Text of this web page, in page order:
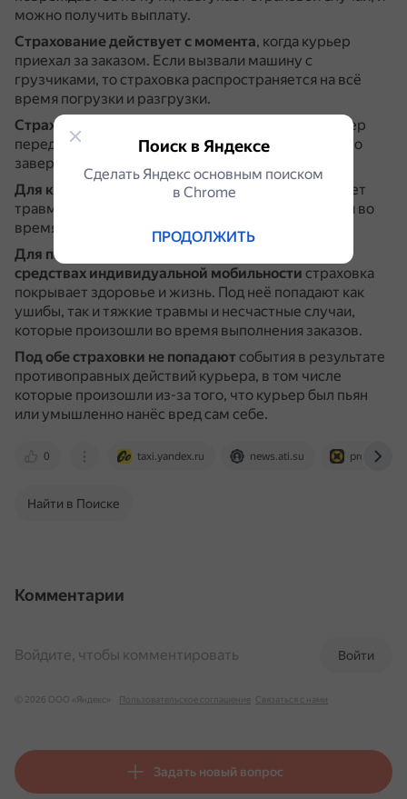
можно получить выплату.
Страхование действует с момента, когда курьер
приехал за заказом. Если вызвали машину с
грузчиками, то страховка распространяется на всё
время погрузки и разгрузки.
Страхование перестаёт действовать
, когда курьер
передаёт заказ получателю и доставка официально
завершена — либо когда заказ отменили.
Для курьеров на автомобилестраховка покрывает
травмы и несчастные случаи, которые произошли во
время выполнения заказа в результате ДТП.
Для пеших курьеров, курьеров на велосипеде и
средствах индивидуальной мобильности страховка
покрывает здоровье и жизнь. Под неё попадают как
ушибы, так и тяжкие травмы и несчастные случаи,
которые произошли во время выполнения заказов.
Под обе страховки не попадаютсобытия в результате
противоправных действий курьера, в том числе
которые произошли из-за того, что курьер был пьян
или умышленно нанёс вред сам себе.
0 taxi.yandex.ru news.ati.su
Найти в Поиске
Комментарии
Войти
Войдите, чтобы комментировать
© 2026 ООО «Яндекс» Пользовательское соглашение Связаться с нами
Задать новый вопрос
Поиск в Яндексе
Сделать Яндекс основным поиском
в Сhrome
ПРОДОЛЖИТЬ